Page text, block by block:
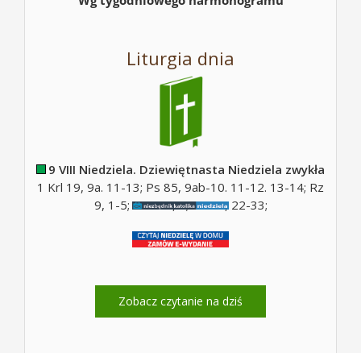
Liturgia dnia
9 VIII Niedziela. Dziewiętnasta Niedziela zwykła
1 Krl 19, 9a. 11-13; Ps 85, 9ab-10. 11-12. 13-14; Rz
9, 1-5; Ps 130, 5; Mt 14, 22-33;
Zobacz czytanie na dziś